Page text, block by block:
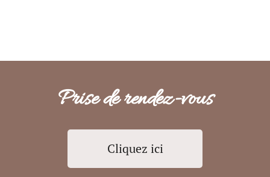
Prise de rendez-vous
Cliquez ici